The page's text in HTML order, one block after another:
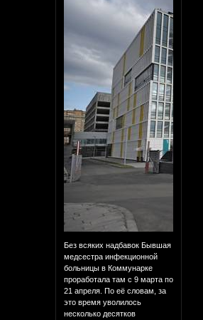
Без всяких надбавок Бывшая
медсестра инфекционной
больницы в Коммунарке
проработала там с 9 марта по
21 апреля. По её словам, за
это время уволилось
несколько десятков